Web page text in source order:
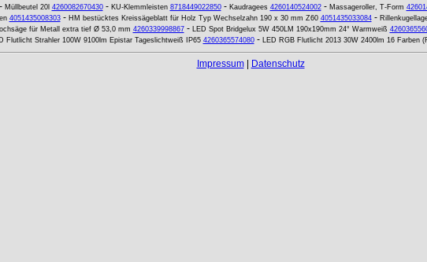
Müllbeutel 20l 4260082670430- KU-Klemmleisten 8718449022850- Kaudragees 4260140524002- Massageroller, T-Form
4051435008303- HM bestücktes Kreissägeblatt für Holz Typ Wechselzahn 190 x 30 mm Z60 4051435033084-
für Metall extra tief Ø 53,0 mm 4260339998867- LED Spot Bridgelux 5W 450LM 190x190mm 24° Warmweiß
Flutlicht Strahler 100W 9100lm Epistar Tageslichtweiß IP65 4260365574080- LED RGB Flutlicht 2013 30W 2400lm 16 Farben
Impressum| Datenschutz